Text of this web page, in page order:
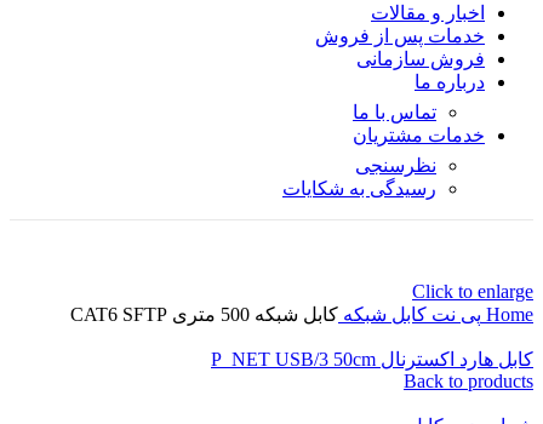
اخبار و مقالات
خدمات پس از فروش
فروش سازمانی
درباره ما
تماس با ما
خدمات مشتریان
نظرسنجی
رسیدگی به شکایات
Click to enlarge
Home پی نت کابل شبکه کابل شبکه 500 متری CAT6 SFTP
کابل هارد اکسترنال P_NET USB/3 50cm
Back to products